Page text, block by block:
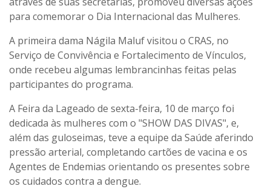
para comemorar o Dia Internacional das Mulheres.
A primeira dama Nágila Maluf visitou o CRAS, no
Serviço de Convivência e Fortalecimento de Vínculos,
onde recebeu algumas lembrancinhas feitas pelas
participantes do programa.
A Feira da Lageado de sexta-feira, 10 de março foi
dedicada às mulheres com o "SHOW DAS DIVAS", e,
além das guloseimas, teve a equipe da Saúde aferindo
pressão arterial, completando cartões de vacina e os
Agentes de Endemias orientando os presentes sobre
os cuidados contra a dengue.